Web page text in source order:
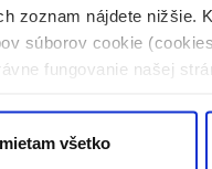
zoznam nájdete nižšie.
súborov cookie
fungovanie našej
všetko